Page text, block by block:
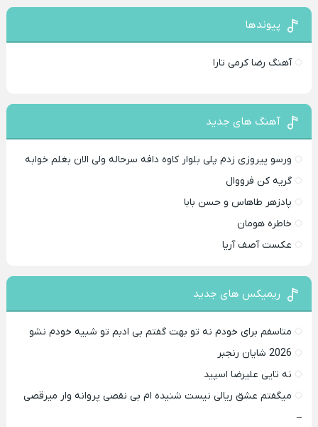
پیوندها
آهنگ رضا کرمی تارا
آهنگ های جدید
ورسو پیروزی زدم پلی بلوار کاوه دافه سرحاله ولی الان بغلم خوابه ‌
گریه کن فرووال
پادزهر طاهاس و حسن بابا
خاطره هومان
عکست آصف آریا
ریمیکس های جدید
متاسفم برای خودم نه تو بهت گفتم بی ادبم تو شبیه خودم نشو ‌ ‌
2026 شایان رنجبر
نه تایی علیرضا اسپید
میگفتم عشق ریالی نیست شنیده ام بی نقصی پروانه وار میرقصی
–